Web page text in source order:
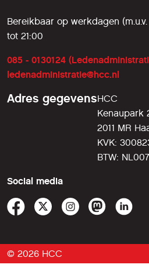
Bereikbaar op werkdagen
tot 21:00
085 - 0130124
ledenadministratie@hcc.nl
Adres gegevensHCC
Kenaupark
2011 MR
KVK:
BTW:
Social media
© 2026 HCC